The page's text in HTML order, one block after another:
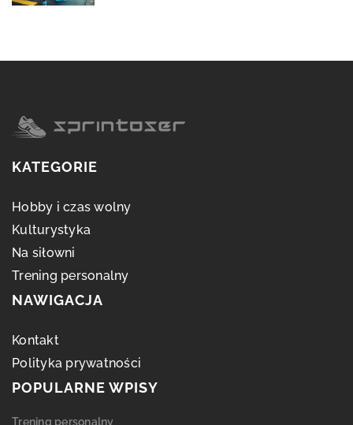
KATEGORIE
Hobby i czas wolny
Kulturystyka
Na siłowni
Trening personalny
NAWIGACJA
Kontakt
Polityka prywatności
POPULARNE WPISY
Trening personalny